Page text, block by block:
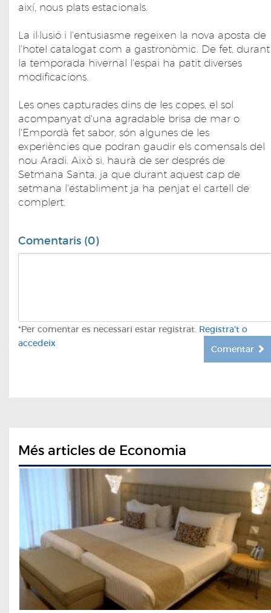
així, nous plats estacionals.
La il·lusió i l'entusiasme regeixen la nova aposta de
l'hotel catalogat com a gastronòmic. De fet, durant
la temporada hivernal l'espai ha patit diverses
modificacions.
Les ones capturades dins de les copes, el sol
acompanyat d'una agradable brisa de mar o
l'Empordà fet sabor, són algunes de les
experiències que podran gaudir els comensals del
nou Aradi. Això si, haurà de ser després de
Setmana Santa, ja que durant aquest cap de
setmana l'establiment ja ha penjat el cartell de
complert.
Comentaris (0)
*Per comentar es necessari estar registrat. Registra't o
accedeix
Comentar
Més articles de Economia